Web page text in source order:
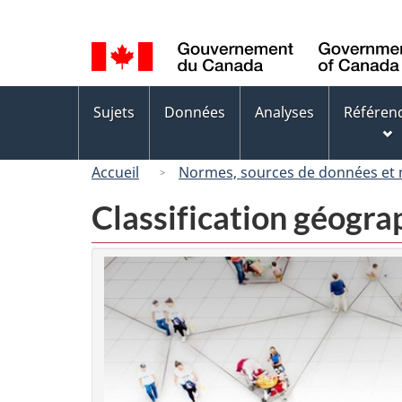
de
la
langue
des
Sujets Données Analyses
Accueil Normes, sources de données et
Classification